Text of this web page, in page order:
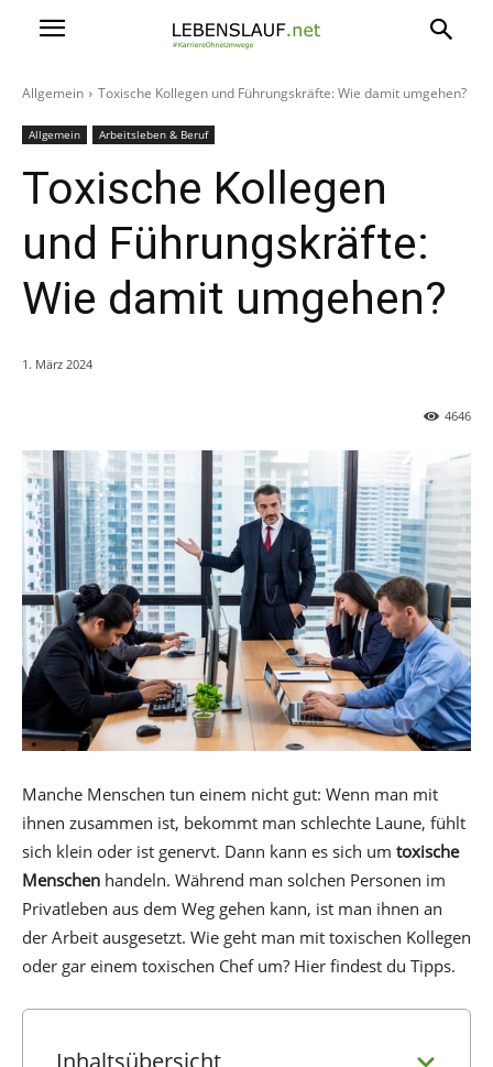
Allgemein Toxische Kollegen und Führungskräfte: Wie damit umgehen?
Allgemein Arbeitsleben & Beruf
Toxische Kollegen
und Führungskräfte:
Wie damit umgehen?
1. März 2024
4646
Manche Menschen tun einem nicht gut: Wenn man mit
ihnen zusammen ist, bekommt man schlechte Laune, fühlt
sich klein oder ist genervt. Dann kann es sich um toxische
Menschen handeln. Während man solchen Personen im
Privatleben aus dem Weg gehen kann, ist man ihnen an
der Arbeit ausgesetzt. Wie geht man mit toxischen Kollegen
oder gar einem toxischen Chef um? Hier findest du Tipps.
Inhaltsübersicht